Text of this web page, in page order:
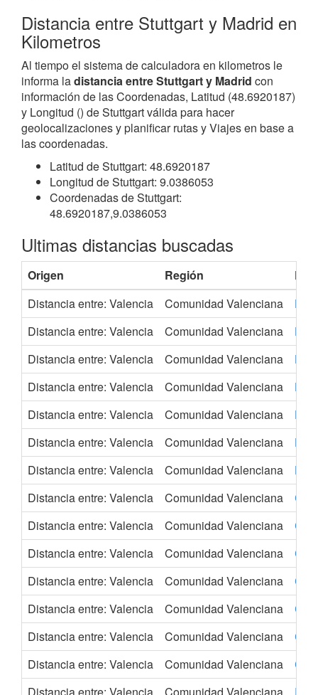
Distancia entre Stuttgart y Madrid en
Kilometros
Al tiempo el sistema de calculadora en kilometros le
informa ladistancia entre Stuttgart y Madrid con
información de las Coordenadas, Latitud (48.6920187)
y Longitud () de Stuttgart válida para hacer
geolocalizaciones y planificar rutas y Viajes en base a
las coordenadas.
Latitud de Stuttgart: 48.6920187
Longitud de Stuttgart: 9.0386053
Coordenadas de Stuttgart:
48.6920187,9.0386053
Ultimas distancias buscadas
Origen Región
Distancia entre: Valencia
Comunidad Valenciana
Distancia entre: Valencia
Comunidad Valenciana
Distancia entre: Valencia
Comunidad Valenciana
Distancia entre: Valencia
Comunidad Valenciana
Brno
Distancia entre: Valencia
Comunidad Valenciana
Distancia entre: Valencia
Comunidad Valenciana
Distancia entre: Valencia
Comunidad Valenciana
Distancia entre: Valencia
Comunidad Valenciana
Distancia entre: Valencia
Comunidad Valenciana
Distancia entre: Valencia
Comunidad Valenciana
Distancia entre: Valencia
Comunidad Valenciana
Distancia entre: Valencia
Comunidad Valenciana
Distancia entre: Valencia
Comunidad Valenciana
Distancia entre: Valencia
Comunidad Valenciana